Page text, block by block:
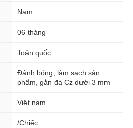
Nam
06 tháng
Toàn quốc
Đánh bóng, làm sạch sản
phẩm, gắn đá Cz dưới 3 mm
Việt nam
/Chiếc